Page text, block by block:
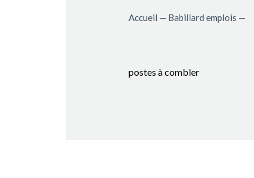
Accueil — Babillard emplois —
postes à combler